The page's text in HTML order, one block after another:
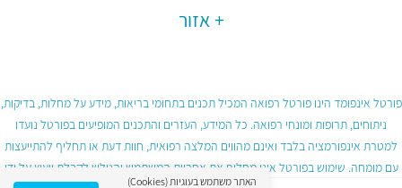
אזור
פורטל אינפומד הינו פורטל רפואה המכיל תכנים בתחומי בריאות, מידע על מחלות, בדיקות,
ניתוחים, תרופות ומונחי רפואה. כל המידע, העזרים והתכנים המופיעים בפורטל נועדו
למטרת אינפורמציה בלבד ואינם מהווים המלצה רפואית, חוות דעת או תחליף להתייעצות
עם מומחה. שימוש בפורטל אינו מחליף את אחריות המשתמש והגולש לקבלת ייעוץ על ידי
האתר משתמש בעוגיות (Cookies)